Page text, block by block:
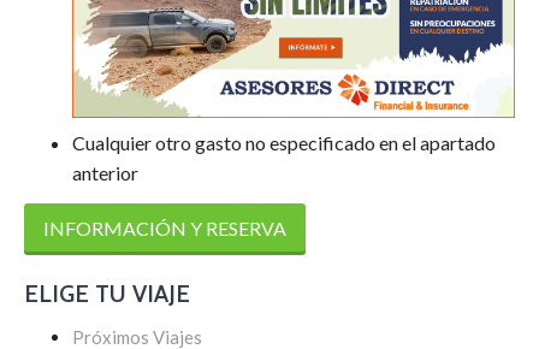
Cualquier otro gasto no especificado en el apartado
anterior
INFORMACIÓN Y RESERVA
ELIGE TU VIAJE
Próximos Viajes